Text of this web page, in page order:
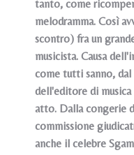
tanto, come
melodramma. Così
scontro) fra un
musicista. Causa
come tutti sanno,
dell'editore di
atto. Dalla congerie
commissione
anche il celebre